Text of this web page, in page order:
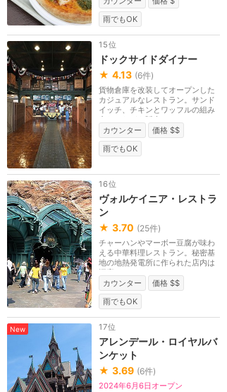
雨でもOK
15位
ドックサイドダイナー
★ 4.13 (6件)
貨物倉庫を改装してオープンした
カジュアルなレストラン。サンド
イッチ、チキンとワッフルの組み
合わせなどを販売...
カウンター
価格 $$
雨でもOK
16位
ヴォルケイニア・レストラ
ン
★ 3.70 (25件)
チャーハンやマーボー豆腐が味わ
える中華料理レストラン。秘密基
地の地熱発電所に作られた店内は
洞窟みたいになっ...
カウンター
価格 $$
雨でもOK
New 17位
アレンデール・ロイヤルバ
ンケット
★ 3.69 (6件)
2024年6月6日オープン